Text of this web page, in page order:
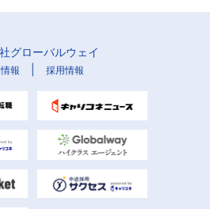
グローバルウェイ
報 採用情報